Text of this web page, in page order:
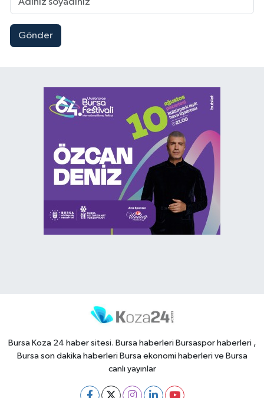
Gönder
Bursa Koza 24 haber sitesi. Bursa haberleri Bursaspor haberleri ,
Bursa son dakika haberleri Bursa ekonomi haberleri ve Bursa
canlı yayınlar